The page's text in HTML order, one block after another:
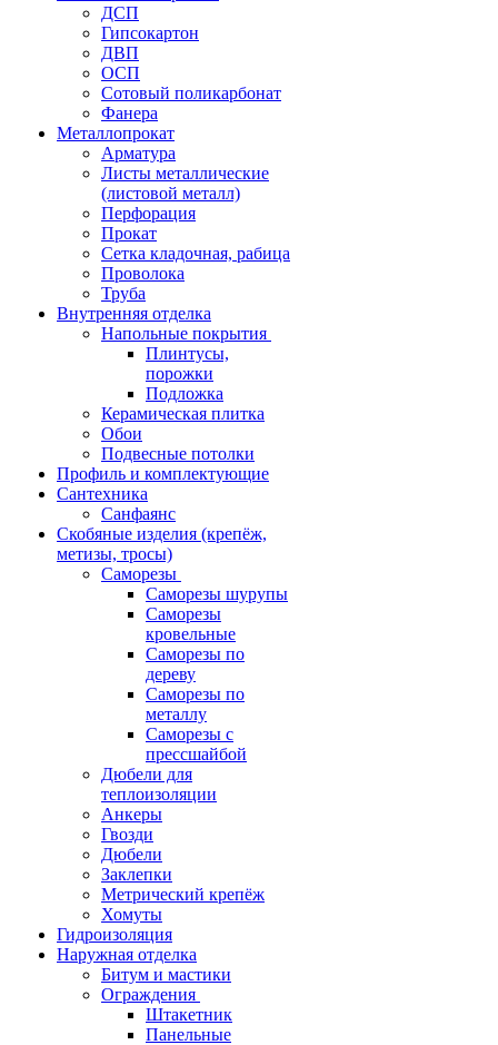
ДСП
Гипсокартон
ДВП
ОСП
Сотовый поликарбонат
Фанера
Металлопрокат
Арматура
Листы металлические
(листовой металл)
Перфорация
Прокат
Сетка кладочная, рабица
Проволока
Труба
Внутренняя отделка
Напольные покрытия
Плинтусы,
порожки
Подложка
Керамическая плитка
Обои
Подвесные потолки
Профиль и комплектующие
Сантехника
Санфаянс
Скобяные изделия (крепёж,
метизы, тросы)
Саморезы
Саморезы шурупы
Саморезы
кровельные
Саморезы по
дереву
Саморезы по
металлу
Саморезы с
прессшайбой
Дюбели для
теплоизоляции
Анкеры
Гвозди
Дюбели
Заклепки
Метрический крепёж
Хомуты
Гидроизоляция
Наружная отделка
Битум и мастики
Ограждения
Штакетник
Панельные